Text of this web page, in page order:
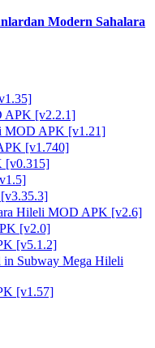
Modern Sahalara
APK [v2.2.1]
MOD APK [v1.21]
[v1.740]
[v0.315]
Hileli MOD APK [v2.6]
[v2.0]
[v5.1.2]
in Subway Mega Hileli
[v1.57]